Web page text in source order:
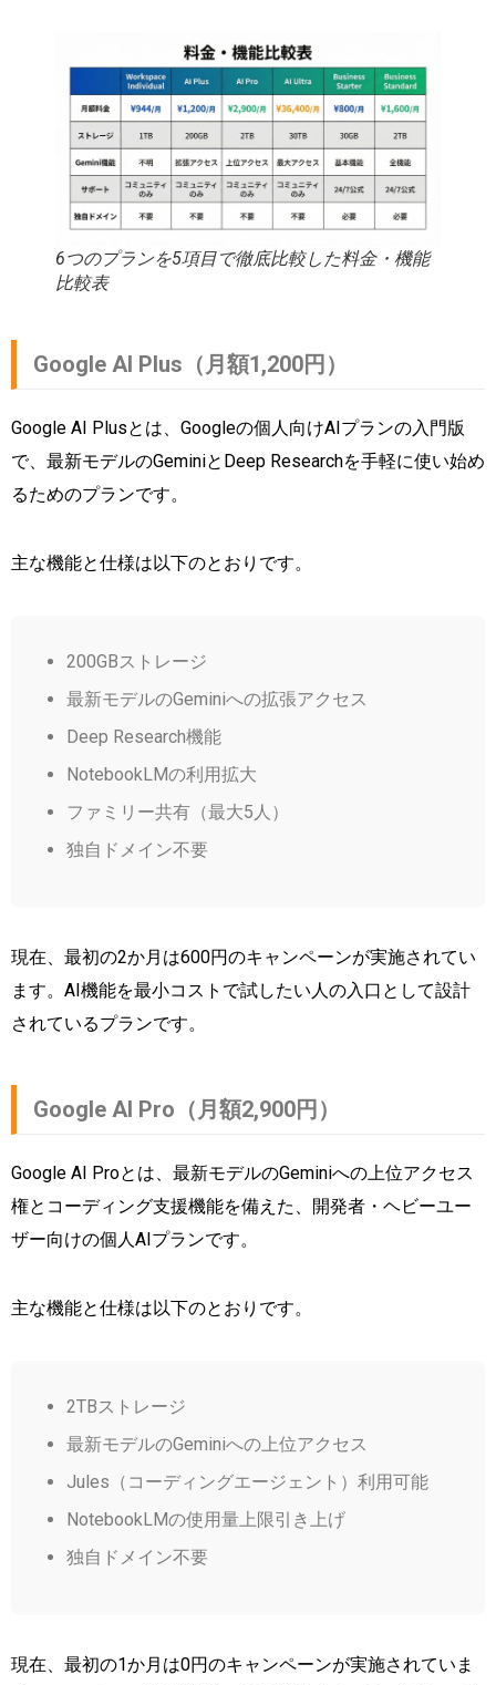
6つのプランを5項目で徹底比較した料金・機能
比較表
Google AI Plus（月額1,200円）
Google AI Plusとは、Googleの個人向けAIプランの入門版
で、最新モデルのGeminiとDeep Researchを手軽に使い始め
るためのプランです。
主な機能と仕様は以下のとおりです。
200GBストレージ
最新モデルのGeminiへの拡張アクセス
Deep Research機能
NotebookLMの利用拡大
ファミリー共有（最大5人）
独自ドメイン不要
現在、最初の2か月は600円のキャンペーンが実施されてい
ます。AI機能を最小コストで試したい人の入口として設計
されているプランです。
Google AI Pro（月額2,900円）
Google AI Proとは、最新モデルのGeminiへの上位アクセス
権とコーディング支援機能を備えた、開発者・ヘビーユー
ザー向けの個人AIプランです。
主な機能と仕様は以下のとおりです。
2TBストレージ
最新モデルのGeminiへの上位アクセス
Jules（コーディングエージェント）利用可能
NotebookLMの使用量上限引き上げ
独自ドメイン不要
現在、最初の1か月は0円のキャンペーンが実施されていま